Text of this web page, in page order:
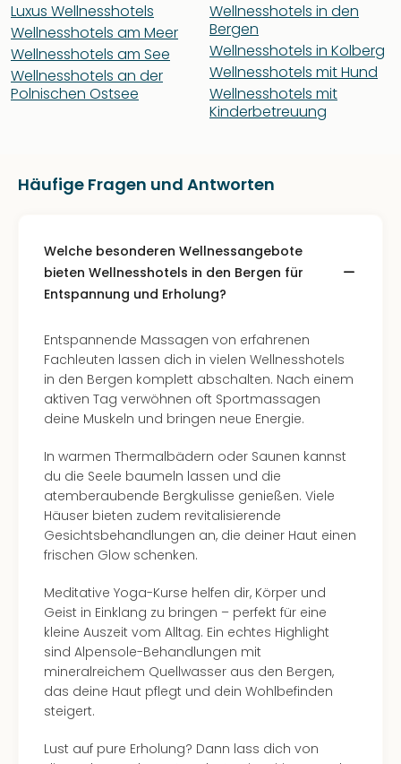
Luxus Wellnesshotels
Wellnesshotels am Meer
Wellnesshotels am See
Wellnesshotels an der
Polnischen Ostsee
Wellnesshotels in den
Bergen
Wellnesshotels in Kolberg
Wellnesshotels mit Hund
Wellnesshotels mit
Kinderbetreuung
Häufige Fragen und Antworten
Welche besonderen Wellnessangebote
bieten Wellnesshotels in den Bergen für
Entspannung und Erholung?
Entspannende Massagen von erfahrenen
Fachleuten lassen dich in vielen Wellnesshotels
in den Bergen komplett abschalten. Nach einem
aktiven Tag verwöhnen oft Sportmassagen
deine Muskeln und bringen neue Energie.
In warmen Thermalbädern oder Saunen kannst
du die Seele baumeln lassen und die
atemberaubende Bergkulisse genießen. Viele
Häuser bieten zudem revitalisierende
Gesichtsbehandlungen an, die deiner Haut einen
frischen Glow schenken.
Meditative Yoga-Kurse helfen dir, Körper und
Geist in Einklang zu bringen – perfekt für eine
kleine Auszeit vom Alltag. Ein echtes Highlight
sind Alpensole-Behandlungen mit
mineralreichem Quellwasser aus den Bergen,
das deine Haut pflegt und dein Wohlbefinden
steigert.
Lust auf pure Erholung? Dann lass dich von